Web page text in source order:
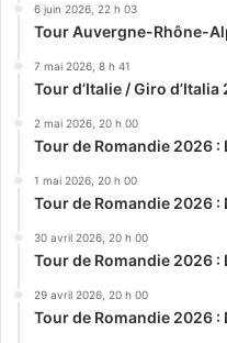
6 juin 2026, 22 h 03
Tour Auvergne-Rhône-
7 mai 2026, 8 h 41
Tour d’Italie / Giro
2 mai 2026, 20 h 00
Tour de Romandie 2026 :
1 mai 2026, 20 h 00
Tour de Romandie 2026 :
30 avril 2026, 20 h 00
Tour de Romandie 2026 :
29 avril 2026, 20 h 00
Tour de Romandie 2026 :